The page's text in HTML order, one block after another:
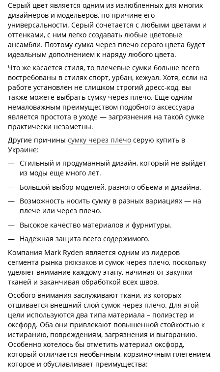
Серый цвет является одним из излюбленных для многих
дизайнеров и модельеров, по причине его
универсальности. Серый сочетается с любыми цветами и
оттенками, с ним легко создавать любые цветовые
ансамбли. Поэтому сумка через плечо серого цвета будет
идеальным дополнением к наряду любого цвета.
Что же касается стиля, то плечевые сумки больше всего
востребованы в стилях спорт, урбан, кежуал. Хотя, если на
работе установлен не слишком строгий дресс-код, вы
также можете выбрать сумку через плечо. Еще одним
немаловажным преимуществом подобного аксессуара
является простота в уходе — загрязнения на такой сумке
практически незаметны.
Другие причины сумку через плечо серую купить в
Украине:
Стильный и продуманный дизайн, который не выйдет
из моды еще много лет.
Большой выбор моделей, разного объема и дизайна.
Возможность носить сумку в разных вариациях — на
плече или через плечо.
Высокое качество материалов и фурнитуры.
Надежная защита всего содержимого.
Компания Mark Ryden является одним из лидеров
сегмента рынка рюкзаков и сумок через плечо, поскольку
уделяет внимание каждому этапу, начиная от закупки
тканей и заканчивая обработкой всех швов.
Особого внимания заслуживают ткани, из которых
отшивается внешний слой сумок через плечо. Для этой
цели используются два типа материала – полиэстер и
оксфорд. Оба они привлекают повышенной стойкостью к
истиранию, повреждениям, загрязнения и выгоранию.
Особенно хотелось бы отметить материал оксфорд,
который отличается необычным, корзиночным плетением,
которое и обуславливает преимущества: